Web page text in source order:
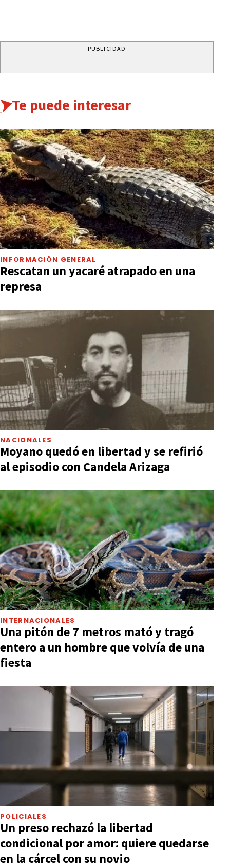
PUBLICIDAD
Te puede interesar
INFORMACIÓN GENERAL
Rescatan un yacaré atrapado en una
represa
NACIONALES
Moyano quedó en libertad y se refirió
al episodio con Candela Arizaga
INTERNACIONALES
Una pitón de 7 metros mató y tragó
entero a un hombre que volvía de una
fiesta
POLICIALES
Un preso rechazó la libertad
condicional por amor: quiere quedarse
en la cárcel con su novio